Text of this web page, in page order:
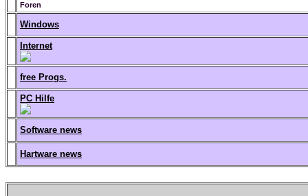
Foren
Windows
Internet
free Progs.
PC Hilfe
Software news
Hartware news